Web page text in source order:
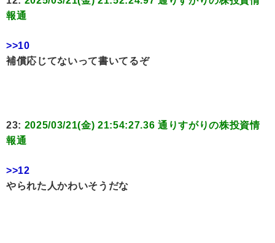
報通
>>10
補償応じてないって書いてるぞ
23: 2025/03/21(金) 21:54:27.36 通りすがりの株投資情
報通
>>12
やられた人かわいそうだな